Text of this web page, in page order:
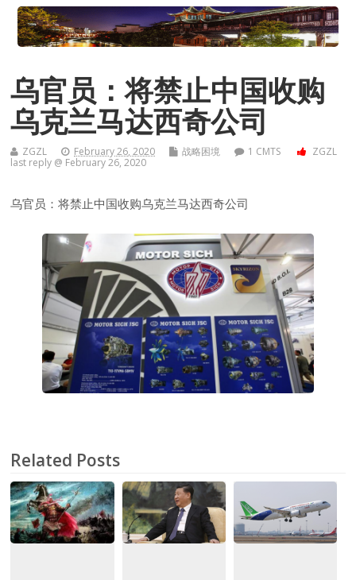
乌官员：将禁止中国收购
乌克兰马达西奇公司
ZGZL February 26, 2020 战略困境 1 CMTS
ZGZL
last reply @ February 26, 2020
乌官员：将禁止中国收购乌克兰马达西奇公司
Related Posts